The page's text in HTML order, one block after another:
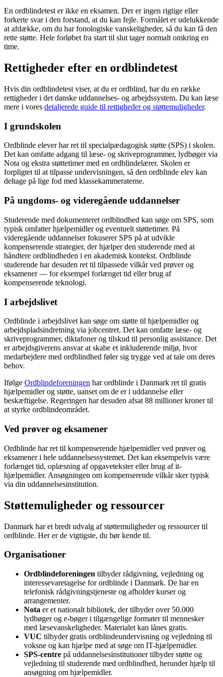
En ordblindetest er ikke en eksamen. Der er ingen rigtige eller
forkerte svar i den forstand, at du kan fejle. Formålet er udelukkende
at afdække, om du har fonologiske vanskeligheder, så du kan få den
rette støtte. Hele forløbet fra start til slut tager normalt omkring en
time.
Rettigheder efter en ordblindetest
Hvis din ordblindetest viser, at du er ordblind, har du en række
rettigheder i det danske uddannelses- og arbejdssystem. Du kan læse
mere i vores detaljerede guide til rettigheder og støttemuligheder.
I grundskolen
Ordblinde elever har ret til specialpædagogisk støtte (SPS) i skolen.
Det kan omfatte adgang til læse- og skriveprogrammer, lydbøger via
Nota og ekstra støttetimer med en ordblindelærer. Skolen er
forpligtet til at tilpasse undervisningen, så den ordblinde elev kan
deltage på lige fod med klassekammeraterne.
På ungdoms- og videregående uddannelser
Studerende med dokumenteret ordblindhed kan søge om SPS, som
typisk omfatter hjælpemidler og eventuelt støttetimer. På
videregående uddannelser fokuserer SPS på at udvikle
kompenserende strategier, der hjælper den studerende med at
håndtere ordblindheden i en akademisk kontekst. Ordblinde
studerende har desuden ret til tilpassede vilkår ved prøver og
eksamener — for eksempel forlænget tid eller brug af
kompenserende teknologi.
I arbejdslivet
Ordblinde i arbejdslivet kan søge om støtte til hjælpemidler og
arbejdspladsindretning via jobcentret. Det kan omfatte læse- og
skriveprogrammer, diktafoner og tilskud til personlig assistance. Det
er arbejdsgiverens ansvar at skabe et inkluderende miljø, hvor
medarbejdere med ordblindhed føler sig trygge ved at tale om deres
behov.
Ifølge Ordblindeforeningen har ordblinde i Danmark ret til gratis
hjælpemidler og støtte, uanset om de er i uddannelse eller
beskæftigelse. Regeringen har desuden afsat 88 millioner kroner til
at styrke ordblindeområdet.
Ved prøver og eksamener
Ordblinde har ret til kompenserende hjælpemidler ved prøver og
eksamener i hele uddannelsessystemet. Det kan eksempelvis være
forlænget tid, oplæsning af opgavetekster eller brug af it-
hjælpemidler. Ansøgningen om kompenserende vilkår sker typisk
via din uddannelsesinstitution.
Støttemuligheder og ressourcer
Danmark har et bredt udvalg af støttemuligheder og ressourcer til
ordblinde. Her er de vigtigste, du bør kende til.
Organisationer
Ordblindeforeningen tilbyder rådgivning, vejledning og
interessevaretagelse for ordblinde i Danmark. De har en
telefonisk rådgivningstjeneste og afholder kurser og
arrangementer.
Nota er et nationalt bibliotek, der tilbyder over 50.000
lydbøger og e-bøger i tilgængelige formater til mennesker
med læsevanskeligheder. Materialet kan lånes gratis.
VUC tilbyder gratis ordblindeundervisning og vejledning til
voksne og kan hjælpe med at søge om IT-hjælpemidler.
SPS-centre på uddannelsesinstitutioner tilbyder støtte og
vejledning til studerende med ordblindhed, herunder hjælp til
ansøgning om hjælpemidler.